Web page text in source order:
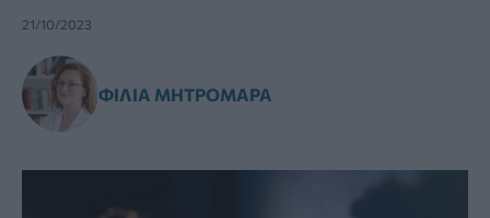
21/10/2023
ΦΊΛΙΑ ΜΗΤΡΟΜΆΡΑ